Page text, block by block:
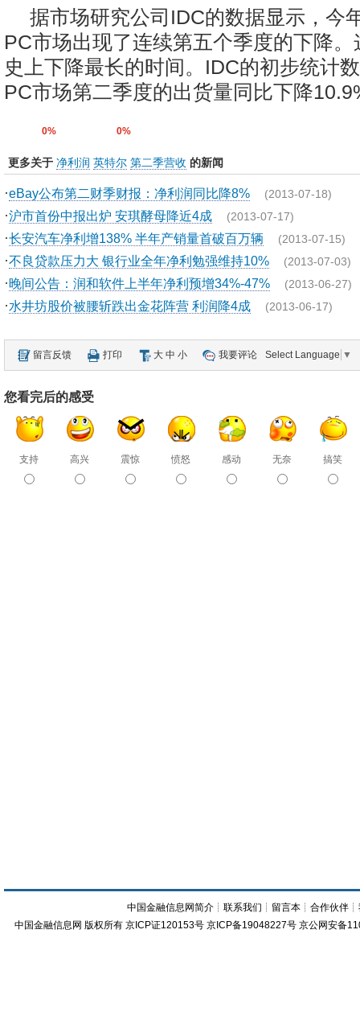
据市场研究公司IDC的数据显示，今
PC市场出现了连续第五个季度的下降
史上下降最长的时间。IDC的初步统计
PC市场第二季度的出货量同比下降
0% 0%
更多关于 净利润 英特尔 第二季营收 的新闻
·eBay公布第二财季财报：净利润同比降8% (2013-07-18)
·沪市首份中报出炉 安琪酵母降近4成 (2013-07-17)
·长安汽车净利增138% 半年产销量首破百万辆 (2013-07-15)
·不良贷款压力大 银行业全年净利勉强维持10% (2013-07-03)
·晚间公告：润和软件上半年净利预增34%-47% (2013-06-27)
·水井坊股价被腰斩跌出金花阵营 利润降4成 (2013-06-17)
留言反馈 打印 大 中 小 我要评论 Select Language ▼
您看完后的感受
支持 高兴 震惊 愤怒 感动 无奈 搞笑
中国金融信息网简介 ┊联系我们 ┊ 留言本 ┊合作伙伴 ┊
中国金融信息网 版权所有 京ICP证120153号 京ICP备19048227号 京公网安备